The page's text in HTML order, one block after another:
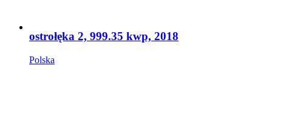
ostrołęka 2, 999.35 kwp, 2018
Polska